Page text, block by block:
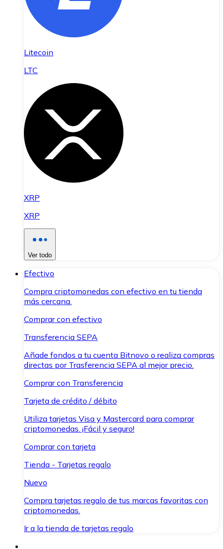
Litecoin
LTC
XRP
XRP
Ver todo
Efectivo
Compra criptomonedas con efectivo en tu tienda
más cercana.
Comprar con efectivo
Transferencia SEPA
Añade fondos a tu cuenta Bitnovo o realiza compras
directas por Trasferencia SEPA al mejor precio.
Comprar con Transferencia
Tarjeta de crédito / débito
Utiliza tarjetas Visa y Mastercard para comprar
criptomonedas. ¡Fácil y seguro!
Comprar con tarjeta
Tienda - Tarjetas regalo
Nuevo
Compra tarjetas regalo de tus marcas favoritas con
criptomonedas.
Ir a la tienda de tarjetas regalo